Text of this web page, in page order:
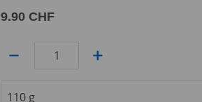
9.90 CHF